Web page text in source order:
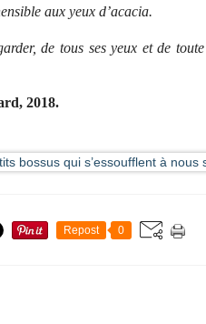
aux yeux d’acacia.
de tous ses yeux et de toute
2018.
Repost 0